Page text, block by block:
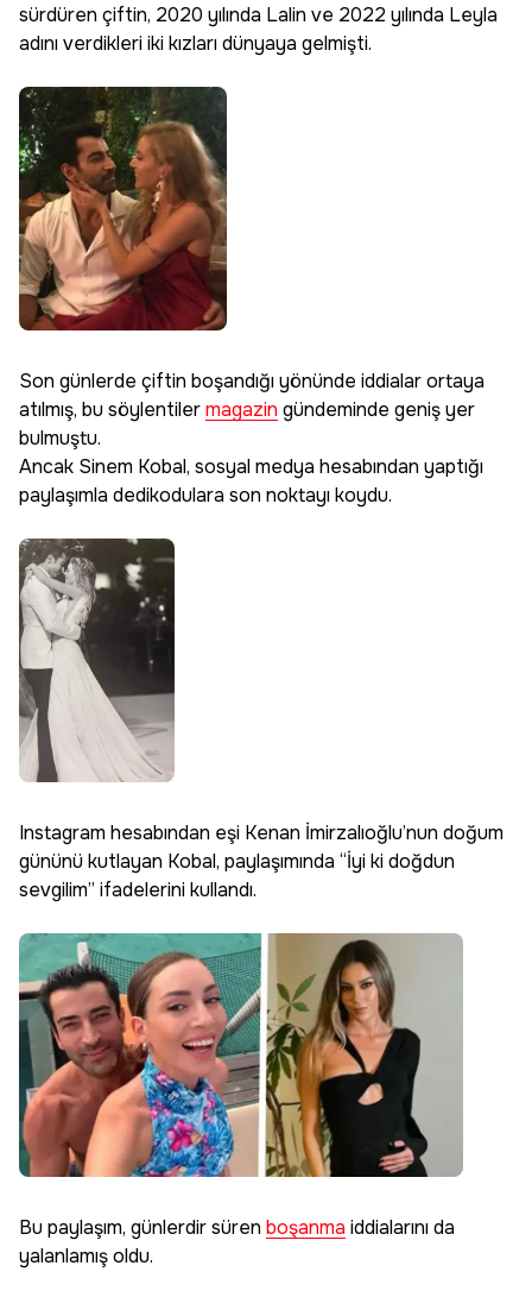
sürdüren çiftin, 2020 yılında Lalin ve 2022 yılında Leyla
adını verdikleri iki kızları dünyaya gelmişti.
Son günlerde çiftin boşandığı yönünde iddialar ortaya
atılmış, bu söylentilermagazin gündeminde geniş yer
bulmuştu.
Ancak Sinem Kobal, sosyal medya hesabından yaptığı
paylaşımla dedikodulara son noktayı koydu.
Instagram hesabından eşi Kenan İmirzalıoğlu’nun doğum
gününü kutlayan Kobal, paylaşımında “İyi ki doğdun
sevgilim” ifadelerini kullandı.
Bu paylaşım, günlerdir süren boşanma iddialarını da
yalanlamış oldu.